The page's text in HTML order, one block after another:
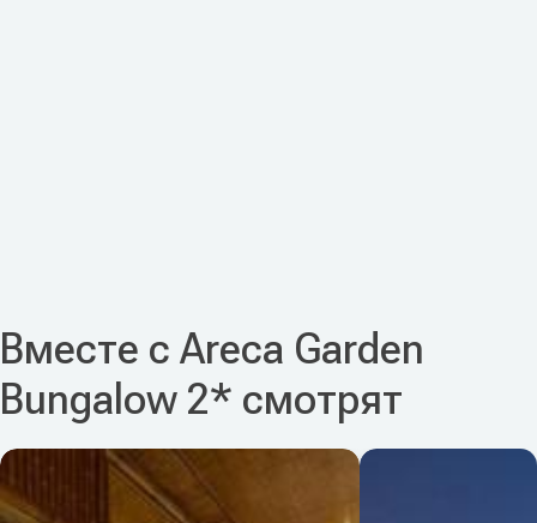
Вместе с Areca Garden
Bungalow 2* смотрят